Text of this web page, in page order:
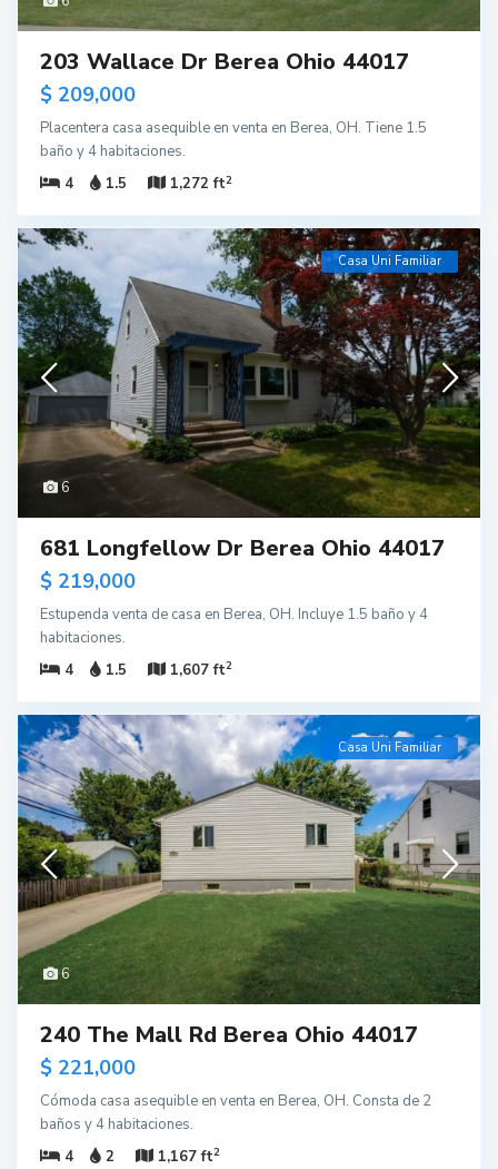
203 Wallace Dr Berea Ohio 44017
$ 209,000
Placentera casa asequible en venta en Berea, OH. Tiene 1.5
baño y 4 habitaciones.
4
1.5 1,272 ft2
6
Casa Uni Familiar
681 Longfellow Dr Berea Ohio 44017
$ 219,000
Estupenda venta de casa en Berea, OH. Incluye 1.5 baño y 4
habitaciones.
4
1.5 1,607 ft2
6
Casa Uni Familiar
240 The Mall Rd Berea Ohio 44017
$ 221,000
Cómoda casa asequible en venta en Berea, OH. Consta de 2
baños y 4 habitaciones.
4
2 1,167 ft2